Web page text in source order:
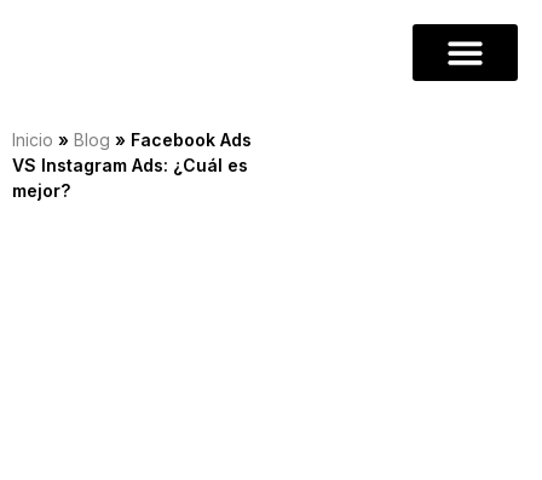
Inicio » Blog » Facebook Ads
VS Instagram Ads: ¿Cuál es
mejor?